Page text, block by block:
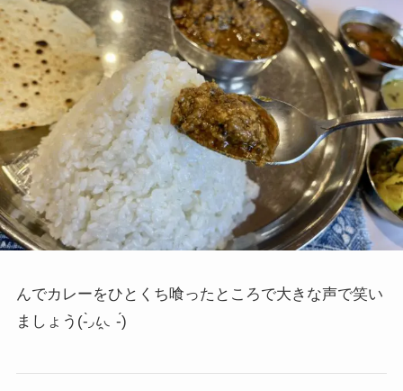
んでカレーをひとくち喰ったところで大きな声で笑い
ましょう (-̀◞८̯◟-́)